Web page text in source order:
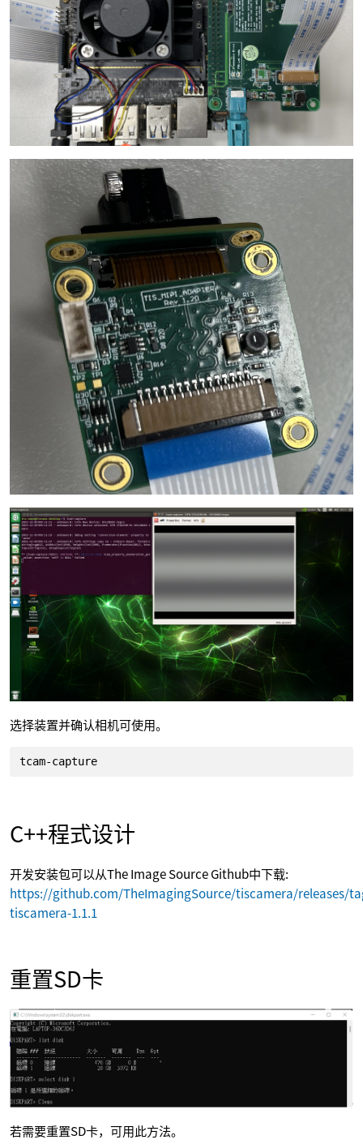
选择装置并确认相机可使用。
tcam-capture
C++程式设计
开发安装包可以从The Image Source Github中下载:
https://github.com/TheImagingSource/tiscamera/releases/
tiscamera-1.1.1
重置SD卡
若需要重置SD卡，可用此方法。